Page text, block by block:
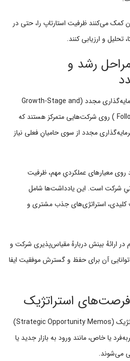
کمک می‌کنند ظرفیت استارتاپ را، حتی در
تحلیل و ارزیابی کنند.
رشد و
یادداشت‌های مراحل رشد و سرمایه‌گذاری مجدد (Growth-Stage and
Follow-On Investment Memos ) روی شرکت‌هایی متمرکز هستند که
مجدد از سوی حامیانِ فعلی نیاز
معیارهای عملکردیِ مهم، ظرفیت
شرکت است. این یادداشت‌ها شامل
کلیدی، استراتژی‌های جذب مشتری و
ارائهٔ بینش دربارهٔ مقیاس‌پذیری شرکت و
توانایی آن برای حفظ و گسترش موفقیت ایفا
یادداشت‌های فرصت‌های استراتژیک (Strategic Opportunity Memos)
یا خاص، مانند ورود به بازار جدید یا
می‌شوند.